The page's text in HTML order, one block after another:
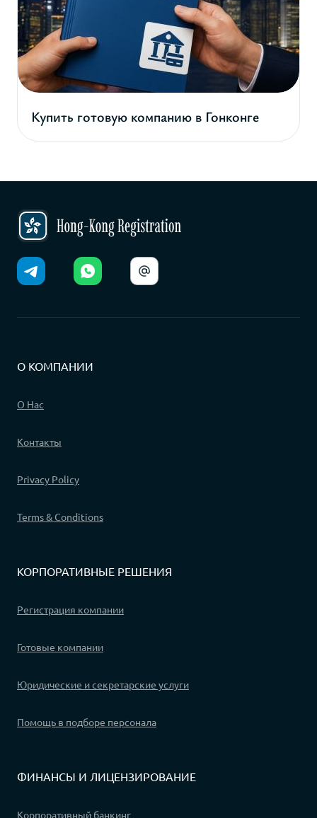
Купить готовую компанию в Гонконге
О КОМПАНИИ
О Нас
Контакты
Privacy Policy
Terms & Conditions
КОРПОРАТИВНЫЕ РЕШЕНИЯ
Регистрация компании
Готовые компании
Юридические и секретарские услуги
Помощь в подборе персонала
ФИНАНСЫ И ЛИЦЕНЗИРОВАНИЕ
Корпоративный банкинг